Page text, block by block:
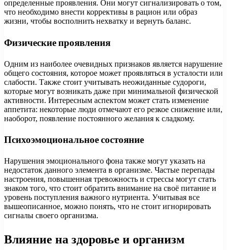
определенные проявления. Они могут сигнализировать о том,
что необходимо внести коррективы в рацион или образ
жизни, чтобы восполнить нехватку и вернуть баланс.
Физические проявления
Одним из наиболее очевидных признаков является нарушение
общего состояния, которое может проявляться в усталости или
слабости. Также стоит учитывать неожиданные судороги,
которые могут возникать даже при минимальной физической
активности. Интересным аспектом может стать изменение
аппетита: некоторые люди отмечают его резкое снижение или,
наоборот, появление постоянного желания к сладкому.
Психоэмоциональное состояние
Нарушения эмоционального фона также могут указать на
недостаток данного элемента в организме. Частые перепады
настроения, повышенная тревожность и стрессы могут стать
знаком того, что стоит обратить внимание на своё питание и
уровень поступления важного нутриента. Учитывая все
вышеописанное, можно понять, что не стоит игнорировать
сигналы своего организма.
Влияние на здоровье и организм